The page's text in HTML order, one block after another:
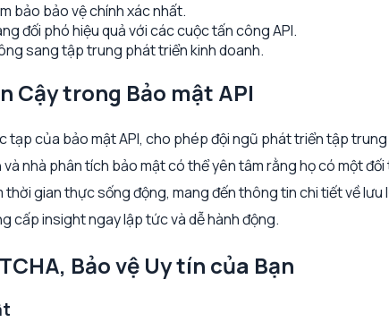
bảo bảo vệ chính xác nhất.
đối phó hiệu quả với các cuộc tấn công API.
sang tập trung phát triển kinh doanh.
Cậy trong Bảo mật API
tạp của bảo mật API, cho phép đội ngũ phát triển tập
nhà phân tích bảo mật có thể yên tâm rằng họ có một
gian thực sống động, mang đến thông tin chi tiết về
cấp insight ngay lập tức và dễ hành động.
Bảo vệ Uy tín của Bạn